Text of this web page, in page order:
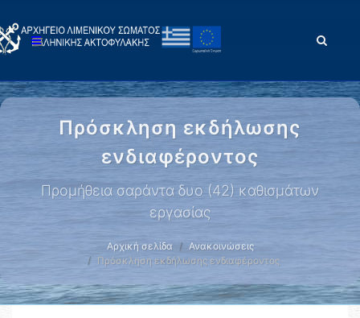
Πρόσκληση εκδήλωσης
ενδιαφέροντος
Προμήθεια σαράντα δυο (42) καθισμάτων
εργασίας
Αρχική σελίδα
Ανακοινώσεις
Πρόσκληση εκδήλωσης ενδιαφέροντος